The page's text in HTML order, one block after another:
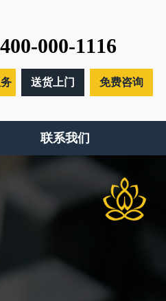
400-000-1116
送货上门 免费咨询
联系我们